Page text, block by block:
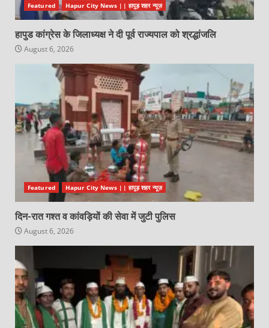
Featured Hapur City News || हापुड़ शहर न्यूज़
हापुड कांग्रेस के जिलाध्यक्ष ने दी पूर्व राज्यपाल को श्रद्धांजलि
August 6, 2026
Featured Hapur City News || हापुड़ शहर न्यूज़
दिन-रात गश्त व कांवड़ियों की सेवा में जुटी पुलिस
August 6, 2026